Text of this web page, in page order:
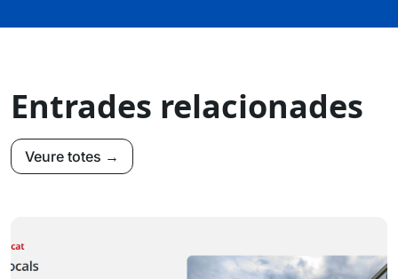
Entrades relacionades
Veure totes →